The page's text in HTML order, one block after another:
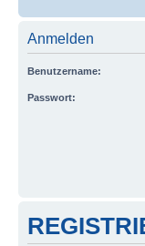
Anmelden
Benutzername:
Passwort: